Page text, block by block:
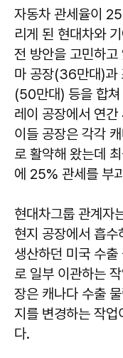
자동차 관세율이
리게 된 현대차와
전 방안을 고민하고
마 공장(36만대)과
(50만대) 등을 합
레이 공장에서 연
이들 공장은 각각
로 활약해 왔는데
에 25% 관세를 부
현대차그룹 관계자
현지 공장에서 흡수
생산하던 미국 수
로 일부 이관하는
장은 캐나다 수출
지를 변경하는 작
다.